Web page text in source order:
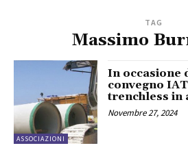
TAG
Massimo
ASSOCIAZIONI
In occasione
convegno
trenchless in
Novembre 27, 2024